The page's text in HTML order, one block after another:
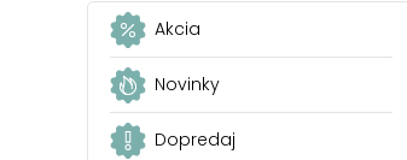
Akcia
Novinky
Dopredaj